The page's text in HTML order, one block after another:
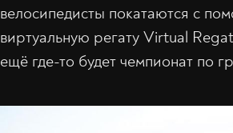
велосипедисты покатаются с
виртуальную регату Virtual
ещё где-то будет чемпионат по